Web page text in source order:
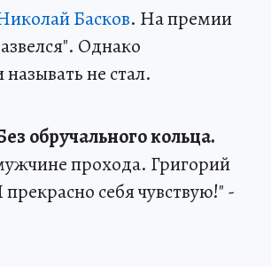
Басков. На премии
Однако
не стал.
обручального кольца.
прохода. Григорий
себя чувствую!" -